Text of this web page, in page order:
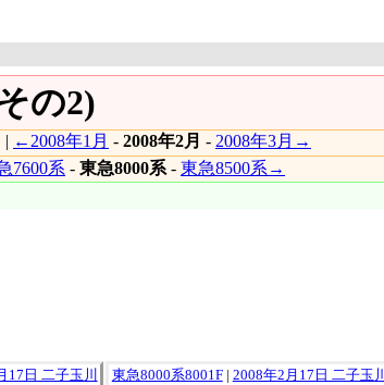
の2)
| ←2008年1月 - 2008年2月 - 2008年3月→
7600系 - 東急8000系 - 東急8500系→
17日 二子玉川 東急8000系8001F| 2008年2月17日 二子玉川